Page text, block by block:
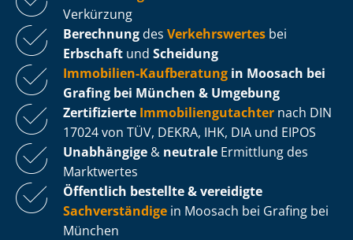
Verkürzung
Berechnung des Verkehrswertes bei
Erbschaft und Scheidung
Immobilien-Kaufberatung in Moosach bei
Grafing bei München & Umgebung
Zertifizierte Im­mo­bi­li­en­gut­ach­ter nach DIN
17024 von TÜV, DEKRA, IHK, DIA und EIPOS
Unabhängige & neutrale Ermittlung des
Marktwertes
Öffentlich bestellte & vereidigte
Sachverständige in Moosach bei Grafing bei
München